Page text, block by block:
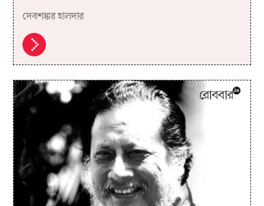
দেবশঙ্কর হালদার